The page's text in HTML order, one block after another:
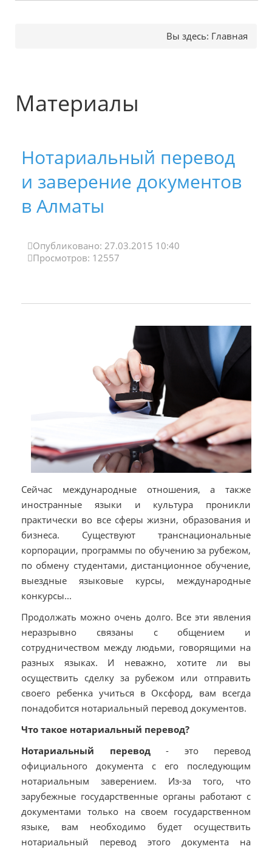
Вы здесь: Главная
Материалы
Нотариальный перевод
и заверение документов
в Алматы
Опубликовано: 27.03.2015 10:40
Просмотров: 12557
Сейчас международные отношения, а также
иностранные языки и культура проникли
практически во все сферы жизни, образования и
бизнеса. Существуют транснациональные
корпорации, программы по обучению за рубежом,
по обмену студентами, дистанционное обучение,
выездные языковые курсы, международные
конкурсы...
Продолжать можно очень долго. Все эти явления
неразрывно связаны с общением и
сотрудничеством между людьми, говорящими на
разных языках. И неважно, хотите ли вы
осуществить сделку за рубежом или отправить
своего ребенка учиться в Оксфорд, вам всегда
понадобится нотариальный перевод документов.
Что такое нотариальный перевод?
Нотариальный перевод- это перевод
официального документа с его последующим
нотариальным заверением. Из-за того, что
зарубежные государственные органы работают с
документами только на своем государственном
языке, вам необходимо будет осуществить
нотариальный перевод этого документа на